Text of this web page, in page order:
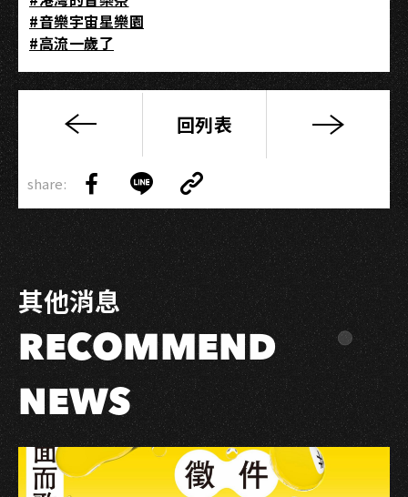
#音樂宇宙星樂園
#高流一歲了
2022
Rock
狗
祭
第
九
波
卡
司
公
布！
回列表
share:
Share
on
Facebook
Share
on
LINE
Copy
Link
Link
其他消息
RECOMMEND
NEWS